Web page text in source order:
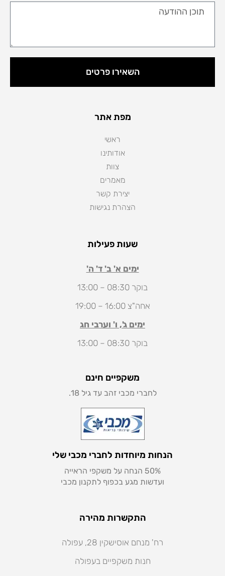
השאירו פרטים
מפת אתר
ראשי
אודותינו
צוות
מאמרים
יצירת קשר
הצהרת נגישות
שעות פעילות
ימים א' ב' ד' ה'
בוקר 08:30 – 13:00
אחה"צ 16:00 – 19:00
ימים ג', ו' וערבי חג
בוקר 08:30 – 13:00
משקפיים חינם
לחברי מכבי זהב עד גיל 18.
הנחות מיוחדות לחברי מכבי שלי
50% הנחה על משקפי הראייה
ועדשות מגע בכפוף לתקנון מכבי
התקשרות מהירה
רח' מנחם אוסישקין 28, עפולה
חנות משקפיים בעפולה